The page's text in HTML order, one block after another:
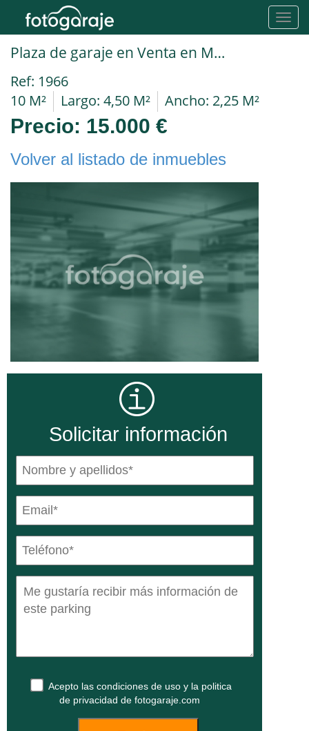
Plaza de garaje en Venta en Madrid en NUMANCIA Puerto De Canfranc
Ref: 1966
10 M²
Largo: 4,50 M² Ancho: 2,25 M²
Precio: 15.000 €
Volver al listado de inmuebles
Solicitar información
Acepto las condiciones de uso y la politica
de privacidad de fotogaraje.com